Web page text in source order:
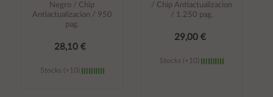
Negro / Chip
Antiactualizacion / 950
pag.
28,10 €
Stocks (+10)
/ Chip Antiactualizacion
/ 1.250 pag.
29,00 €
Stocks (+10)